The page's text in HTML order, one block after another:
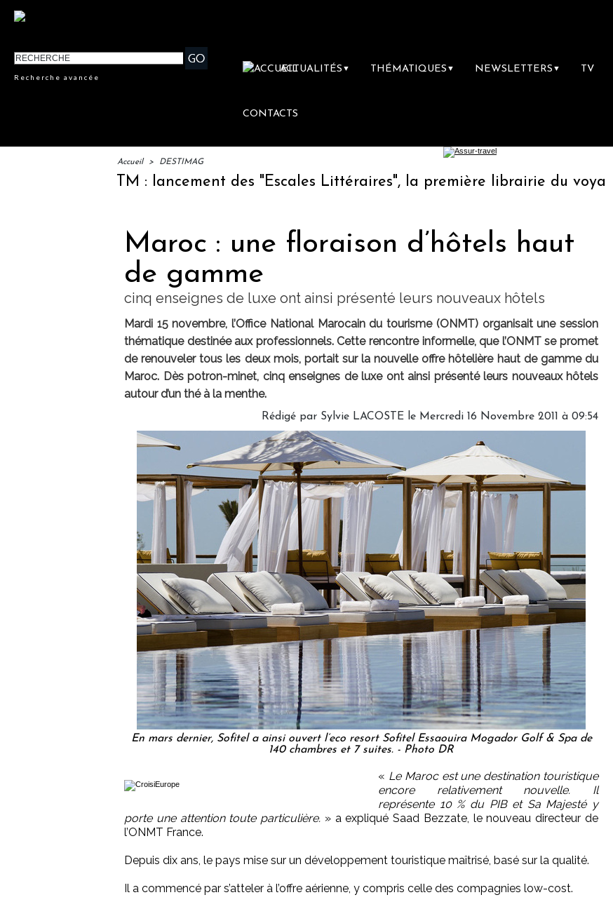
Recherche avancée
ACTUALITÉS ▼ THÉMATIQUES ▼ NEWSLETTERS ▼ TV
CONTACTS
Accueil > DESTIMAG
IFTM : lancement des "Escales Littéraires", la première librairie du voyage
Maroc : une floraison d’hôtels haut
de gamme
cinq enseignes de luxe ont ainsi présenté leurs nouveaux hôtels
Mardi 15 novembre, l’Office National Marocain du tourisme (ONMT) organisait une session
thématique destinée aux professionnels. Cette rencontre informelle, que l’ONMT se promet
de renouveler tous les deux mois, portait sur la nouvelle offre hôtelière haut de gamme du
Maroc. Dès potron-minet, cinq enseignes de luxe ont ainsi présenté leurs nouveaux hôtels
autour d’un thé à la menthe.
Rédigé par Sylvie LACOSTE le Mercredi 16 Novembre 2011 à 09:54
En mars dernier, Sofitel a ainsi ouvert l’eco resort Sofitel Essaouira Mogador Golf & Spa de
140 chambres et 7 suites. - Photo DR
« Le Maroc est une destination touristique
encore relativement nouvelle. Il
représente 10 % du PIB et Sa Majesté y
porte une attention toute particulière. » a expliqué Saad Bezzate, le nouveau directeur de
l’ONMT France.
Depuis dix ans, le pays mise sur un développement touristique maîtrisé, basé sur la qualité.
Il a commencé par s’atteler à l’offre aérienne, y compris celle des compagnies low-cost.